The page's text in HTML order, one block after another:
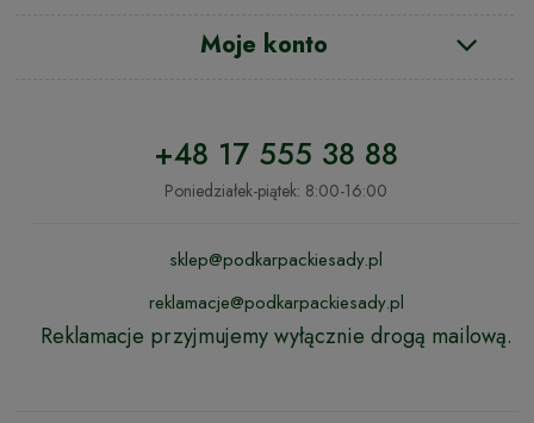
Moje konto
+48 17 555 38 88
Poniedziałek-piątek: 8:00-16:00
sklep@podkarpackiesady.pl
reklamacje@podkarpackiesady.pl
Reklamacje przyjmujemy wyłącznie drogą mailową.